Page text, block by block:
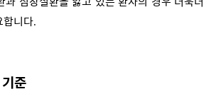
합니다.
준